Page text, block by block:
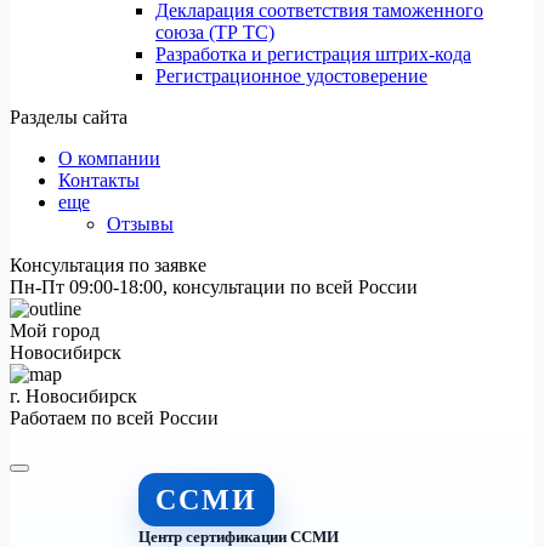
Декларация соответствия таможенного
союза (ТР ТС)
Разработка и регистрация штрих-кода
Регистрационное удостоверение
Разделы сайта
О компании
Контакты
еще
Отзывы
Консультация по заявке
Пн-Пт 09:00-18:00, консультации по всей России
Мой город
Новосибирск
г. Новосибирск
Работаем по всей России
ССМИ
Центр сертификации ССМИ